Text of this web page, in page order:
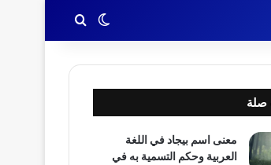
الوضع المظلم
بحث عن
صلة
معنى اسم بيجاد في اللغة
العربية وحكم التسمية به في